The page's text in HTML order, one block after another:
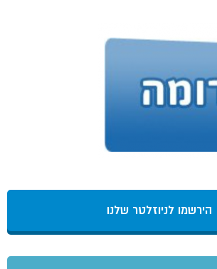
הירשמו לניוזלטר שלנו